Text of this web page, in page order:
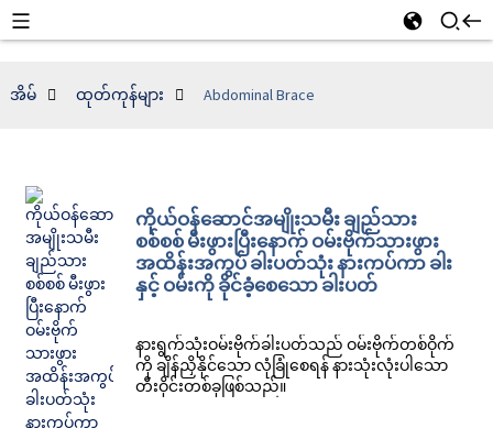
အိမ် ထုတ်ကုန်များ Abdominal Brace
ကိုယ်ဝန်ဆောင်အမျိုးသမီး ချည်သား
စစ်စစ် မီးဖွားပြီးနောက် ဝမ်းဗိုက်သားဖွား
အထိန်းအကွပ် ခါးပတ်သုံး နားကပ်ကာ ခါး
နှင့် ဝမ်းကို ခိုင်ခံ့စေသော ခါးပတ်
နားရွက်သုံးဝမ်းဗိုက်ခါးပတ်သည် ဝမ်းဗိုက်တစ်ဝိုက်
ကို ချိန်ညှိနိုင်သော လုံခြုံစေရန် နားသုံးလုံးပါသော
တီးဝိုင်းတစ်ခုဖြစ်သည်။